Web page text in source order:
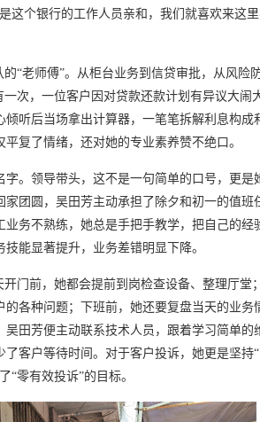
这个银行的工作人员亲和，我们就喜欢来这
“老师傅”。从柜台业务到信贷审批，从风险
次，一位客户因对贷款还款计划有异议大闹
听后当场拿出计算器，一笔笔拆解利息构成
复了情绪，还对她的专业素养赞不绝口。
。领导带头，这不是一句简单的口号，更是
团圆，吴田芳主动承担了除夕和初一的值班
务不熟练，她总是手把手教学，把自己的经
能显著提升，业务差错明显下降。
门前，她都会提前到岗检查设备、整理厅堂
各种问题；下班前，她还要复盘当天的业务
田芳便主动联系技术人员，跟着学习简单的
客户等待时间。对于客户投诉，她更是坚持
“零有效投诉”的目标。